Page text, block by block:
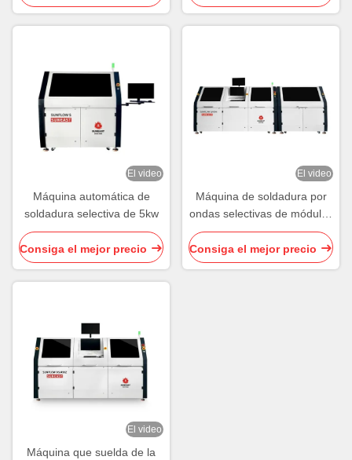
El video
Máquina automática de
soldadura selectiva de 5kw
Consiga el mejor precio
El video
Máquina de soldadura por
ondas selectivas de módulos
múltiples Soldadora por
ondas selectivas
combinadas
Consiga el mejor precio
El video
Máquina que suelda de la